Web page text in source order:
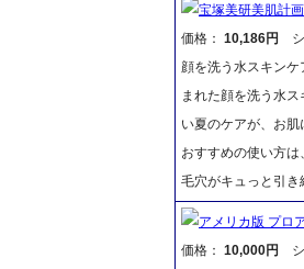
宝塚美研美肌計
価格： 10,186円
シ
顔を洗う水スキン
まれた顔を洗う水
い夏のケアが、お
おすすめの使い方
毛穴がキュっと引き
アメリカ版 プロ
価格： 10,000円
シ